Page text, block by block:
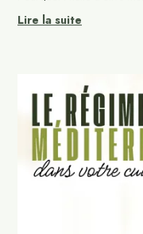
Lire la suite